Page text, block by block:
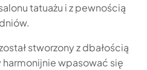
tatuażu i z pewnością
stworzony z dbałością
wpasować się